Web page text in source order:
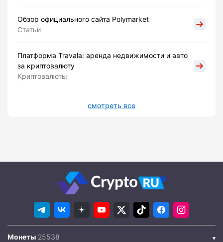
Обзор официального сайта Polymarket
Статьи
Платформа Travala: аренда недвижимости и авто
за криптовалюту
Криптовалюты
смотреть все
Монеты